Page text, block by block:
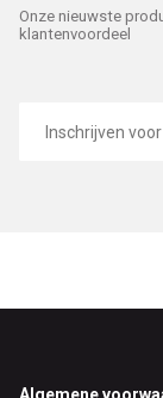
Onze nieuwste
klantenvoordeel
mailadres